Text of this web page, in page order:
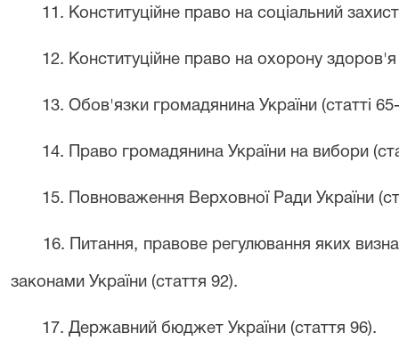
11. Конституційне право на соціальний
12. Конституційне право на охорону здоров'я
13. Обов'язки громадянина України (статті
14. Право громадянина України на вибори
15. Повноваження Верховної Ради України
16. Питання, правове регулювання яких
законами України (стаття 92).
17. Державний бюджет України (стаття 96).